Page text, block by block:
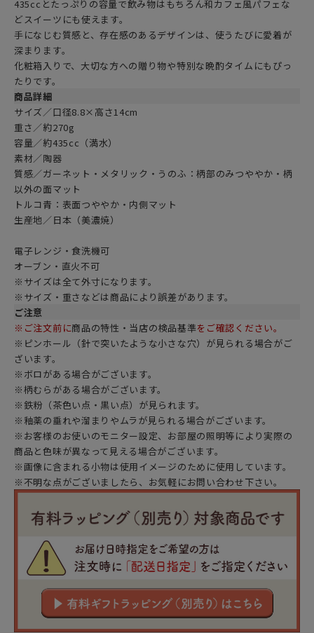
435ccとたっぷりの容量で飲み物はもちろん和カフェ風パフェな
どスイーツにも使えます。
手になじむ質感と、存在感のあるデザインは、使うたびに愛着が
深まります。
化粧箱入りで、大切な方への贈り物や特別な晩酌タイムにもぴっ
たりです。
商品詳細
サイズ／口径8.8×高さ14cm
重さ／約270g
容量／約435cc（満水）
素材／陶器
質感／ガーネット・メタリック・うのふ：柄部のみつややか・柄
以外の面マット
トルコ青：表面つややか・内側マット
生産地／日本（美濃焼）
電子レンジ・食洗機可
オーブン・直火不可
※サイズは全て外寸になります。
※サイズ・重さなどは商品により誤差があります。
ご注意
※ご注文前に商品の特性・当店の検品基準をご確認ください。
※ピンホール（針で突いたような小さな穴）が見られる場合がご
ざいます。
※ボロがある場合がございます。
※柄むらがある場合がございます。
※鉄粉（茶色い点・黒い点）が見られます。
※釉薬の垂れや溜まりやムラが見られる場合がございます。
※お客様のお使いのモニター設定、お部屋の照明等により実際の
商品と色味が異なって見える場合がございます。
※画像に含まれる小物は使用イメージのために使用しています。
※不明な点がございましたら、お気軽にお問い合わせ下さい。